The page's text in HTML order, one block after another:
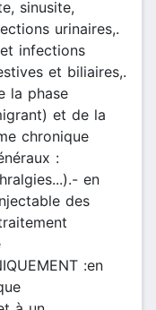
sinusite,
urinaires,.
infections
et biliaires,.
la phase
et de la
chronique
:
en
des
:en